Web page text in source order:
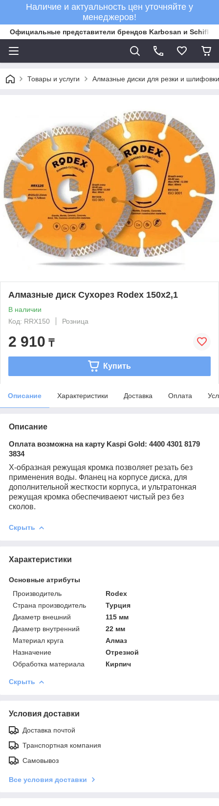
Наличие и актуальность цен уточняйте у
менеджеров!
Официальные представители брендов Karbosan и Schifler
Товары и услуги Алмазные диски для резки и
Алмазные диск Сухорез Rodex 150x2,1
В наличии
Код: RRX150
Розница
2 910 ₸
Купить
Описание Характеристики Доставка Оплата
Описание
Оплата возможна на карту Kaspi Gold: 4400 4301 8179
3834
Х-образная режущая кромка позволяет резать без
применения воды. Фланец на корпусе диска, для
дополнительной жесткости корпуса, и ультратонкая
режущая кромка обеспечиваеют чистый рез без
сколов.
Скрыть
Характеристики
Основные атрибуты
Производитель
Rodex
Страна производитель
Турция
Диаметр внешний
115 мм
Диаметр внутренний
22 мм
Материал круга
Алмаз
Назначение
Отрезной
Обработка материала
Кирпич
Скрыть
Условия доставки
Доставка почтой
Транспортная компания
Самовывоз
Все условия доставки